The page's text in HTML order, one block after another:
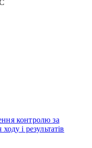
контролю за
і результатів